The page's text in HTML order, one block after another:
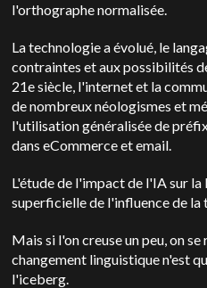
l'orthographe normalisée.
La technologie a évolué, le
contraintes et aux possibilités
21e siècle, l'internet et la
de nombreux néologismes et
l'utilisation généralisée de
dans eCommerce et email.
L'étude de l'impact de l'IA sur
superficielle de l'influence de la
Mais si l'on creuse un peu, on
changement linguistique n'est
l'iceberg.